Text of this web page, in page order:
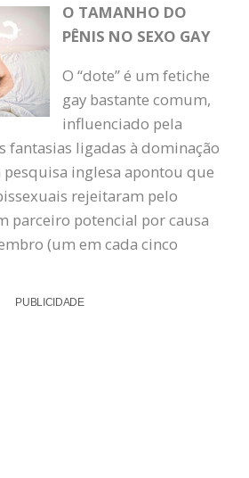
O TAMANHO DO
PÊNIS NO SEXO GAY
O “dote” é um fetiche
gay bastante comum,
influenciado pela
fantasias ligadas à dominação
inglesa apontou que
rejeitaram pelo
parceiro potencial por causa
(um em cada cinco
PUBLICIDADE